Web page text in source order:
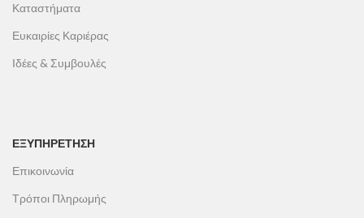
Καταστήματα
Ευκαιρίες Καριέρας
Ιδέες & Συμβουλές
ΕΞΥΠΗΡΕΤΗΣΗ
Επικοινωνία
Τρόποι Πληρωμής